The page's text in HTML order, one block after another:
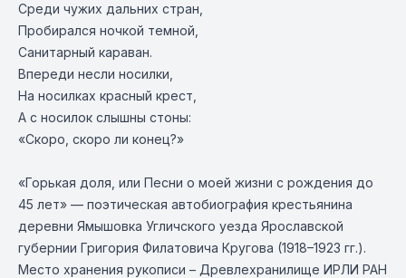
Среди чужих дальних стран,
Пробирался ночкой темной,
Санитарный караван.
Впереди несли носилки,
На носилках красный крест,
А с носилок слышны стоны:
«Скоро, скоро ли конец?»
«Горькая доля, или Песни о моей жизни с рождения до
45 лет» — поэтическая автобиография крестьянина
деревни Ямышовка Угличского уезда Ярославской
губернии Григория Филатовича Кругова (1918–1923 гг.).
Место хранения рукописи – Древлехранилище ИРЛИ РАН